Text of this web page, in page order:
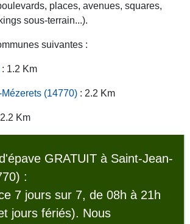
places, avenues, squares,
sous-terrain...).
suivantes :
: 1.2 Km
(14770) : 2.2 Km
Km
GRATUIT à Saint-Jean-
:
7 jours sur 7, de 08h à 21h
jours fériés). Nous